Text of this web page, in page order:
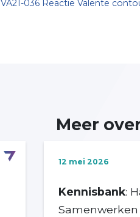
VA21-036 Reactie Valente
Meer
12 mei 2026
Kennisbank: